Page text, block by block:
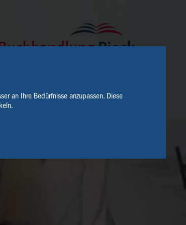
an Ihre Bedürfnisse anzupassen. Diese